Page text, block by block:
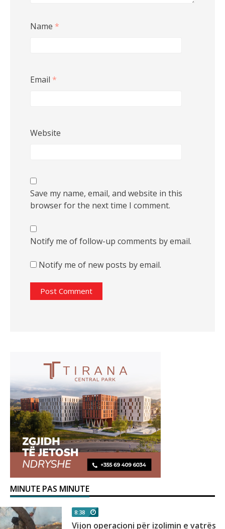
Name *
Email *
Website
Save my name, email, and website in this
browser for the next time I comment.
Notify me of follow-up comments by email.
Notify me of new posts by email.
MINUTE PAS MINUTE
8:38
Vijon operacioni për izolimin e vatrës